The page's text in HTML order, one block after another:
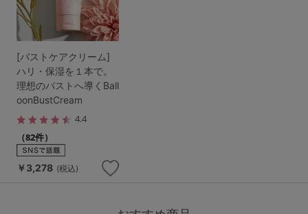
[バストケアクリーム]
ハリ・保湿を１本で。
理想のバストへ導くBall
oonBustCream
4.4
（82件）
￥3,278 (税込)